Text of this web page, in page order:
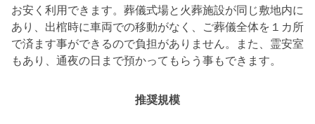
お安く利用できます。葬儀式場と火葬施設が同じ敷地内に
あり、出棺時に車両での移動がなく、ご葬儀全体を１カ所
で済ます事ができるので負担がありません。また、霊安室
もあり、通夜の日まで預かってもらう事もできます。
推奨規模